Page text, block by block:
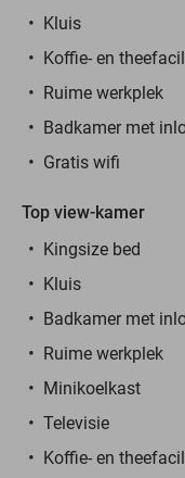
Kluis
Koffie- en
Ruime werkplek
Badkamer met
Gratis wifi
Top view-kamer
Kingsize bed
Kluis
Badkamer met
Ruime werkplek
Minikoelkast
Televisie
Koffie- en